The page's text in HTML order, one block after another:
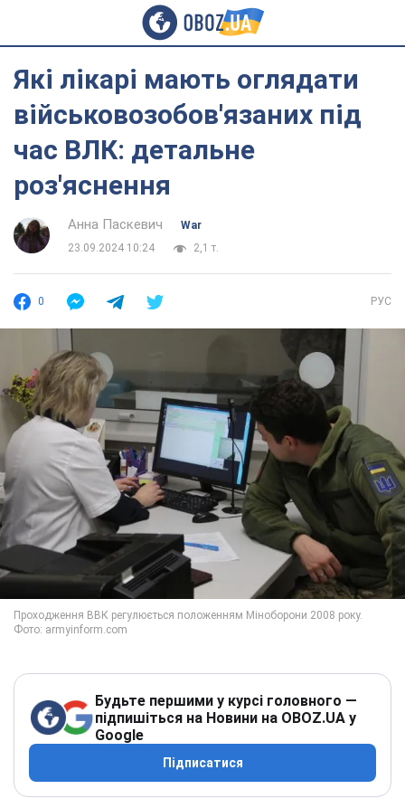
Які лікарі мають оглядати
військовозобов'язаних під
час ВЛК: детальне
роз'яснення
Анна Паскевич
War
23.09.2024 10:24
2,1 т.
0 РУС
Будьте першими у курсі головного —
підпишіться на Новини на OBOZ.UA у
Google
Підписатися